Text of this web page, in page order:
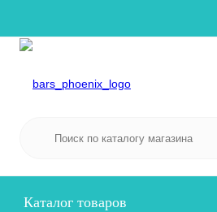
Каталог товаров